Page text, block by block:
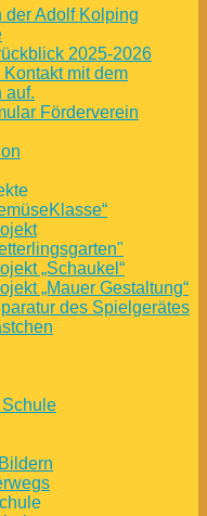
der Adolf Kolping
2025-2026
mit dem
auf.
Förderverein
„Schaukel“
„Mauer Gestaltung“
des Spielgerätes